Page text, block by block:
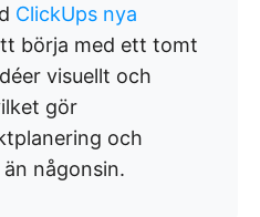
ClickUps nya
börja med ett tomt
visuellt och
gör
och
någonsin.